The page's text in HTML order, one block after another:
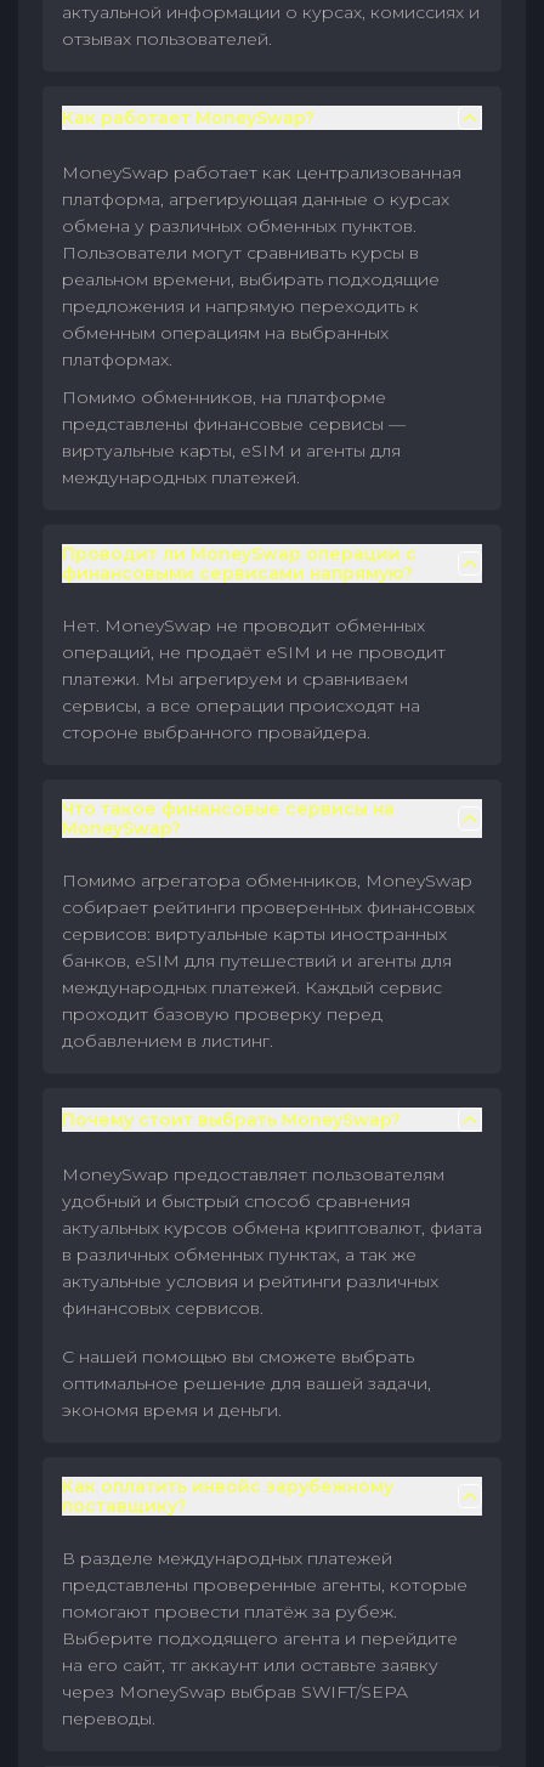
актуальной информации о курсах, комиссиях и
отзывах пользователей.
Как работает MoneySwap?
MoneySwap работает как централизованная
платформа, агрегирующая данные о курсах
обмена у различных обменных пунктов.
Пользователи могут сравнивать курсы в
реальном времени, выбирать подходящие
предложения и напрямую переходить к
обменным операциям на выбранных
платформах.
Помимо обменников, на платформе
представлены финансовые сервисы —
виртуальные карты, eSIM и агенты для
международных платежей.
Проводит ли MoneySwap операции с
финансовыми сервисами напрямую?
Нет. MoneySwap не проводит обменных
операций, не продаёт eSIM и не проводит
платежи. Мы агрегируем и сравниваем
сервисы, а все операции происходят на
стороне выбранного провайдера.
Что такое финансовые сервисы на
MoneySwap?
Помимо агрегатора обменников, MoneySwap
собирает рейтинги проверенных финансовых
сервисов: виртуальные карты иностранных
банков, eSIM для путешествий и агенты для
международных платежей. Каждый сервис
проходит базовую проверку перед
добавлением в листинг.
Почему стоит выбрать MoneySwap?
MoneySwap предоставляет пользователям
удобный и быстрый способ сравнения
актуальных курсов обмена криптовалют, фиата
в различных обменных пунктах, а так же
актуальные условия и рейтинги различных
финансовых сервисов.
С нашей помощью вы сможете выбрать
оптимальное решение для вашей задачи,
экономя время и деньги.
Как оплатить инвойс зарубежному
поставщику?
В разделе международных платежей
представлены проверенные агенты, которые
помогают провести платёж за рубеж.
Выберите подходящего агента и перейдите
на его сайт, тг аккаунт или оставьте заявку
через MoneySwap выбрав SWIFT/SEPA
переводы.